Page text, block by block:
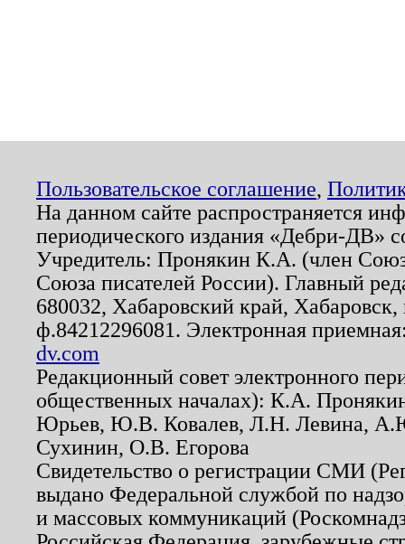
Пользовательское соглашение,
На данном сайте распространяется
периодического издания «Дебри-ДВ»
Учредитель: Пронякин К.А. (член
Союза писателей России). Главный
680032, Хабаровский край,
ф.84212296081. Электронная
dv.com
Редакционный совет электронного
общественных началах): К.А.
Юрьев, Ю.В. Ковалев, Л.Н. Левина,
Сухинин, О.В. Егорова
Свидетельство о регистрации СМИ
выдано Федеральной службой по
и массовых коммуникаций